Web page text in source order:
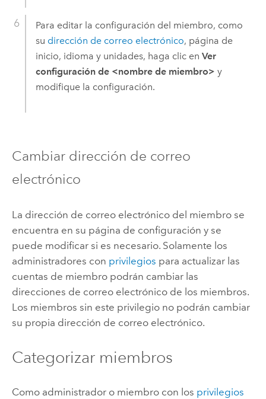
Para editar la configuración del miembro, como
su dirección de correo electrónico, página de
inicio, idioma y unidades, haga clic en Ver
configuración de <nombre de miembro> y
modifique la configuración.
Cambiar dirección de correo
electrónico
La dirección de correo electrónico del miembro se
encuentra en su página de configuración y se
puede modificar si es necesario. Solamente los
administradores con privilegios para actualizar las
cuentas de miembro podrán cambiar las
direcciones de correo electrónico de los miembros.
Los miembros sin este privilegio no podrán cambiar
su propia dirección de correo electrónico.
Categorizar miembros
Como administrador o miembro con los privilegios